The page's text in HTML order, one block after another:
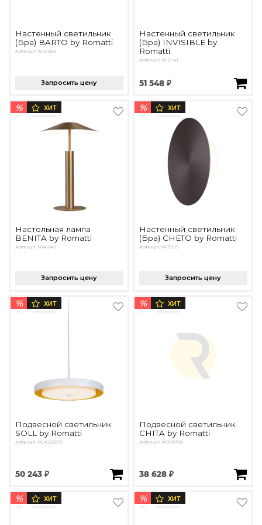
Все категории товаров
Бренды
Реализованные проекты
Настенный светильник
(Бра) BARTO by Romatti
Артикул: W131094
Запросить цену
Настенный светильник
(Бра) INVISIBLE by
Romatti
Артикул: W131141
51 548 ₽
% ХИТ
Настольная лампа
BENITA by Romatti
Артикул: N141045
Запросить цену
% ХИТ
Настенный светильник
(Бра) CHETO by Romatti
Артикул: W131159
Запросить цену
% ХИТ
Подвесной светильник
SOLL by Romatti
Артикул: PD1020073
50 243 ₽
% ХИТ
Подвесной светильник
CHITA by Romatti
Артикул: PD121700
38 628 ₽
% ХИТ % ХИТ